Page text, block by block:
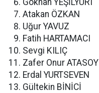
Gökhan YEŞİLYURT
Atakan ÖZKAN
Uğur YAVUZ
Fatih HARTAMACI
Sevgi KILIÇ
Zafer Onur ATASOY
Erdal YURTSEVEN
Gültekin BİNİCİ